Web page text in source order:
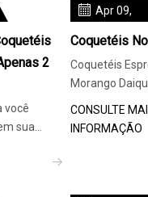
2
você
sua
simples
Apr 09,
Coquetéis
Coquetéis
Morango
CONSULTE
INFORMAÇÃO